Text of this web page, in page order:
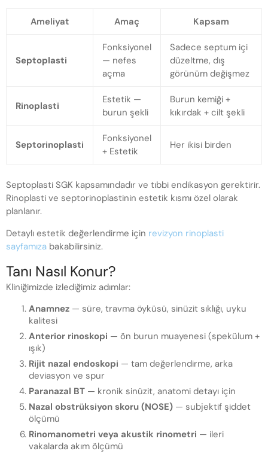
Ameliyat Amaç Kapsam
Septoplasti
Fonksiyonel
— nefes
açma
Sadece septum içi
düzeltme, dış
görünüm değişmez
Rinoplasti
Estetik —
burun şekli
Burun kemiği +
kıkırdak + cilt şekli
Septorinoplasti
Fonksiyonel
+ Estetik
Her ikisi birden
Septoplasti SGK kapsamındadır ve tıbbi endikasyon gerektirir.
Rinoplasti ve septorinoplastinin estetik kısmı özel olarak
planlanır.
Detaylı estetik değerlendirme için revizyon rinoplasti
sayfamıza bakabilirsiniz.
Tanı Nasıl Konur?
Kliniğimizde izlediğimiz adımlar:
Anamnez— süre, travma öyküsü, sinüzit sıklığı, uyku
kalitesi
Anterior rinoskopi — ön burun muayenesi (spekülum +
ışık)
Rijit nazal endoskopi — tam değerlendirme, arka
deviasyon ve spur
Paranazal BT— kronik sinüzit, anatomi detayı için
Nazal obstrüksiyon skoru (NOSE)— subjektif şiddet
ölçümü
Rinomanometri veya akustik rinometri — ileri
vakalarda akım ölçümü